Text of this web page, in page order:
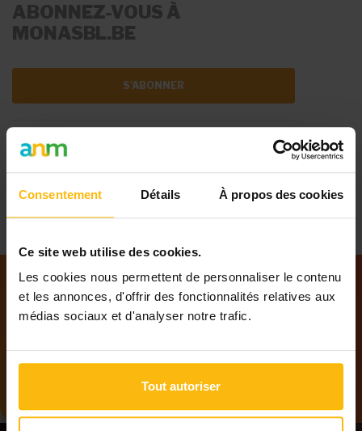
Consentement Détails À propos des cookies
Ce site web utilise des cookies.
Les cookies nous permettent de personnaliser le contenu
et les annonces, d'offrir des fonctionnalités relatives aux
médias sociaux et d'analyser notre trafic.
Tout autoriser
ABONNEZ-VOUS À
MONASBL.BE
S'ABONNER
ÉVÉNEMENT
Notre newsletter
Tenez-vous au courant des dernières
informations de MonASBL.be